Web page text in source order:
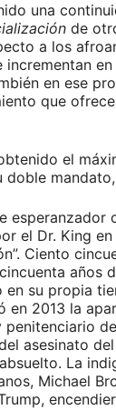
una
de
a los
en ese
que
el
el Dr. King
Ciento
su propia
en 2013 la
asesinato
La
Michael